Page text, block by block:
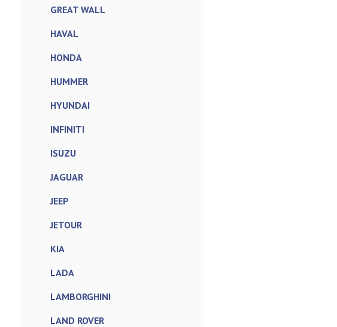
GREAT WALL
HAVAL
HONDA
HUMMER
HYUNDAI
INFINITI
ISUZU
JAGUAR
JEEP
JETOUR
KIA
LADA
LAMBORGHINI
LAND ROVER